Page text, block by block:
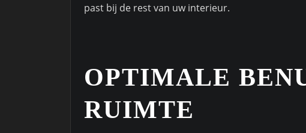
past bij de rest van uw interieur.
OPTIMALE
RUIMTE